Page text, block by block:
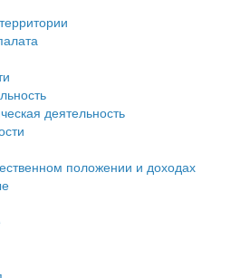
деятельность
положении и доходах